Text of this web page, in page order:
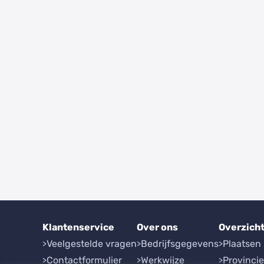
Klantenservice
Veelgestelde vragen
Contactformulier
Over ons
Bedrijfsgegevens
Werkwijze
Plaatsen